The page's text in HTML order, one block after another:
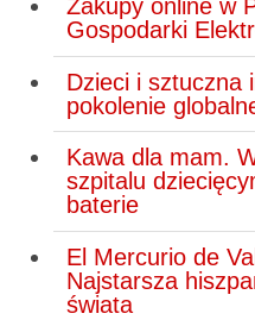
Zakupy online w
Gospodarki
Dzieci i sztuczna
pokolenie
Kawa dla mam.
szpitalu
baterie
El Mercurio de
Najstarsza
świata